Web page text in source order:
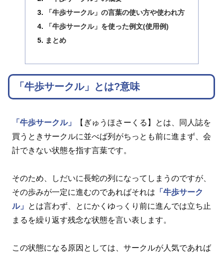
「牛歩サークル」の言葉の使い方や使われ方
「牛歩サークル」を使った例文(使用例)
まとめ
「牛歩サークル」とは?意味
「牛歩サークル」
【ぎゅうほさーくる】とは、同人誌を
買うときサークルに並べば列がちっとも前に進まず、会
計できない状態を指す言葉です。
そのため、しだいに長蛇の列になってしまうのですが、
その歩みが一定に進むのであればそれは 「牛歩サーク
ル」
とは言わず、とにかくゆっくり前に進んでは立ち止
まるを繰り返す残念な状態を言い表します。
この状態になる原因としては、サークルが人気であれば